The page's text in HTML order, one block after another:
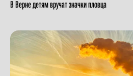
В Верне детям вручат значки пловца